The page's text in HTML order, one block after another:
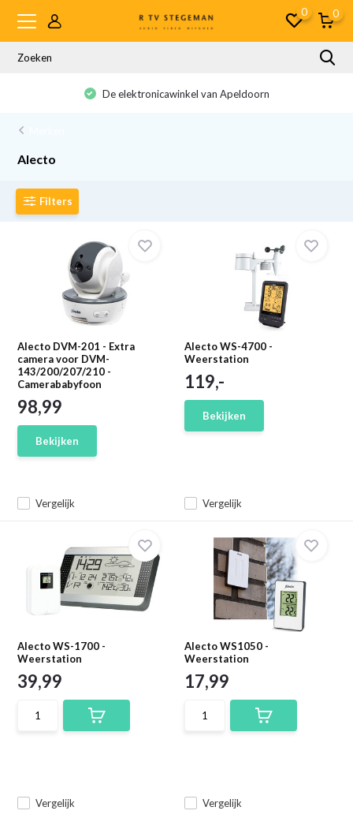
0 0
De elektronicawinkel van Apeldoorn
Alecto
Filters
Alecto DVM-201 - Extra
camera voor DVM-
143/200/207/210 -
Camerababyfoon
Vergelijk
98,99
Bekijken
Alecto WS-4700 -
Weerstation
Vergelijk
119,-
Bekijken
Alecto WS-1700 -
Weerstation
Vergelijk
39,99
Alecto WS1050 -
Weerstation
Vergelijk
17,99